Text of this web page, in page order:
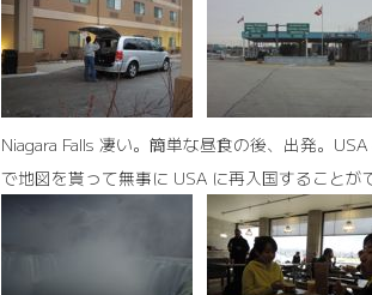
Niagara Falls 凄い。簡単な昼食の後、出発。
で地図を貰って無事に USA に再入国することが